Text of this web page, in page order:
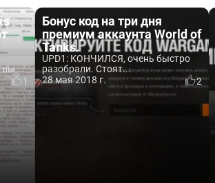
1
Бонус код на три дня
премиум аккаунта World of
Tanks.
UPD1: КОНЧИЛСЯ, очень быстро
разобрали. Стоят...
28 мая 2018 г.
2